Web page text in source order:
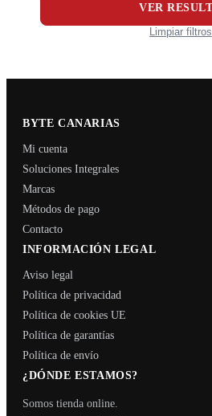
Limpiar filtros
VER
BYTE CANARIAS
Mi cuenta
Soluciones Integrales
Marcas
Métodos de pago
Contacto
INFORMACIÓN LEGAL
Aviso legal
Política de privacidad
Política de cookies UE
Política de garantías
Política de envío
¿DÓNDE ESTAMOS?
Somos tienda online.